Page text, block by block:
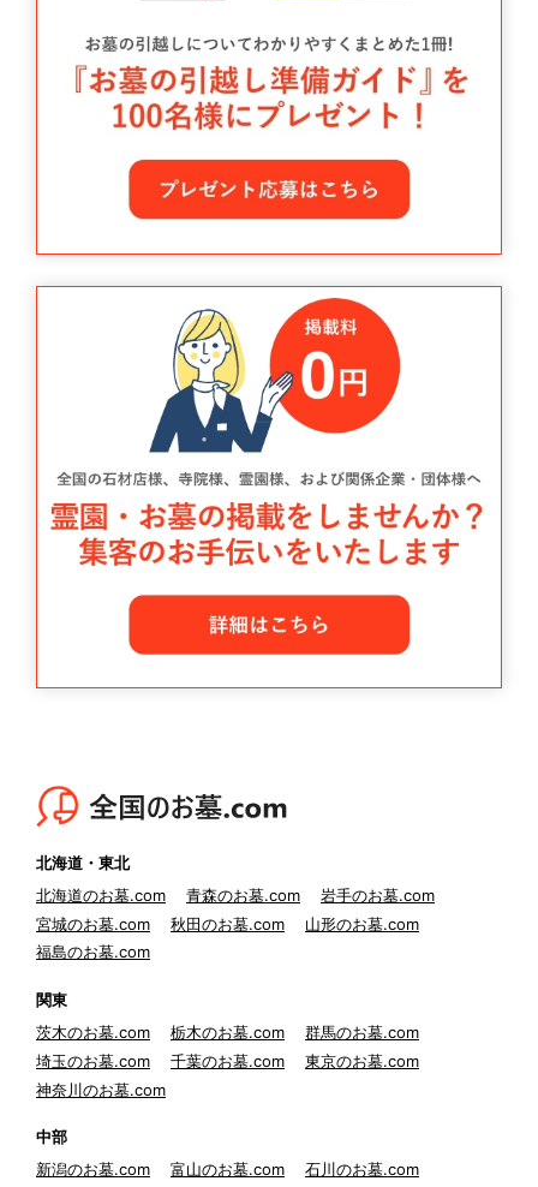
北海道・東北
北海道のお墓.com
青森のお墓.com
岩手のお墓.com
宮城のお墓.com
秋田のお墓.com
山形のお墓.com
福島のお墓.com
関東
茨木のお墓.com
栃木のお墓.com
群馬のお墓.com
埼玉のお墓.com
千葉のお墓.com
東京のお墓.com
神奈川のお墓.com
中部
新潟のお墓.com
富山のお墓.com
石川のお墓.com